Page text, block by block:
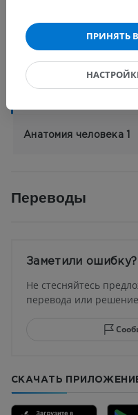
Лимфатический сосуд
Поверхностный
Основные структуры:
относящихся к этой
Анатомия человека 1
Переводы
Заметили ошибку?
Не стесняйтесь
перевода или
СКАЧАТЬ
ПРИНЯТЬ